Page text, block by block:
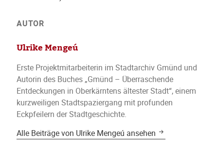
AUTOR
Ulrike Mengeú
Erste Projektmitarbeiterin im Stadtarchiv Gmünd und
Autorin des Buches „Gmünd – Überraschende
Entdeckungen in Oberkärntens ältester Stadt“, einem
kurzweiligen Stadtspaziergang mit profunden
Eckpfeilern der Stadtgeschichte.
Alle Beiträge von Ulrike Mengeú ansehen